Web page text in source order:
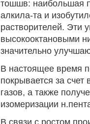
тошшв: наибольшая
алкила-та и
растворителей. Эти
высокооктановыми
значительно
В настоящее время
покрывается за
газов, а также
изомеризации
В связи с ростом